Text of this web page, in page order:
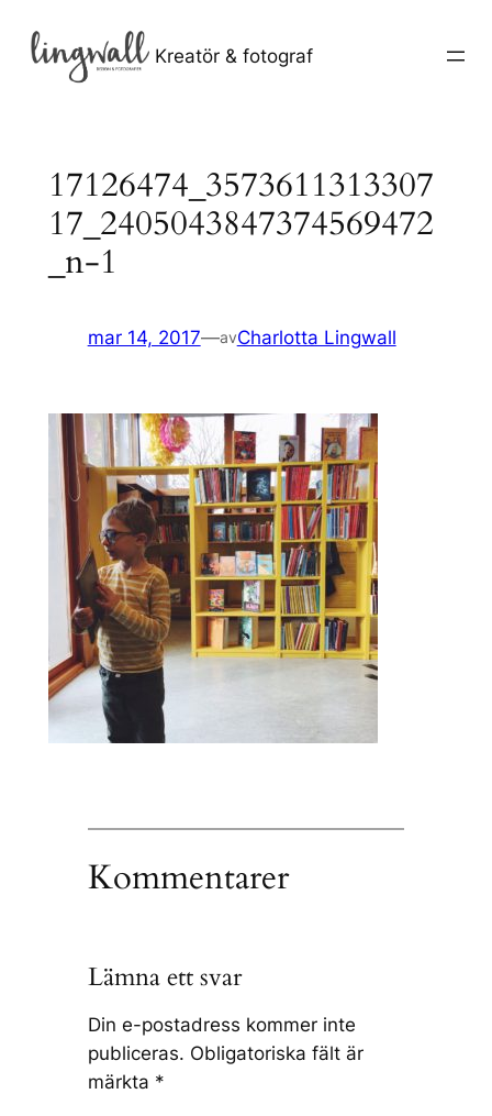
innehåll
Kreatör & fotograf
17126474_3573611313307
17_2405043847374569472
_n-1
mar 14, 2017—avCharlotta Lingwall
Kommentarer
Lämna ett svar
Din e-postadress kommer inte
publiceras. Obligatoriska fält är
märkta *